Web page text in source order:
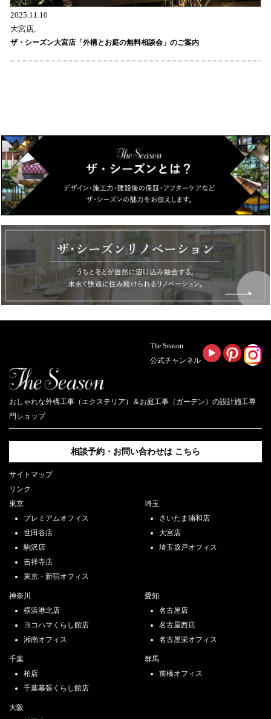
2025.11.10
大宮店,
ザ・シーズン大宮店「外構とお庭の無料相談会」のご案内
The Season
公式チャンネル
おしゃれな外構工事（エクステリア）＆お庭工事（ガーデン）の設計施工専
門ショップ
相談予約・お問い合わせは こちら
サイトマップ
リンク
東京
プレミアムオフィス
世田谷店
駒沢店
吉祥寺店
東京・新宿オフィス
千葉
柏店
千葉幕張くらし館店
群馬
前橋オフィス
愛知
名古屋店
名古屋西店
名古屋栄オフィス
神奈川
横浜港北店
ヨコハマくらし館店
湘南オフィス
埼玉
さいたま浦和店
大宮店
埼玉坂戸オフィス
大阪